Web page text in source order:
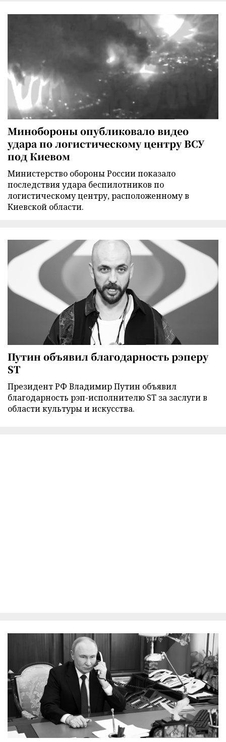
Минобороны опубликовало видео
удара по логистическому центру ВСУ
под Киевом
Министерство обороны России показало
последствия удара беспилотников по
логистическому центру, расположенному в
Киевской области.
Путин объявил благодарность рэперу
ST
Президент РФ Владимир Путин объявил
благодарность рэп-исполнителю ST за заслуги в
области культуры и искусства.